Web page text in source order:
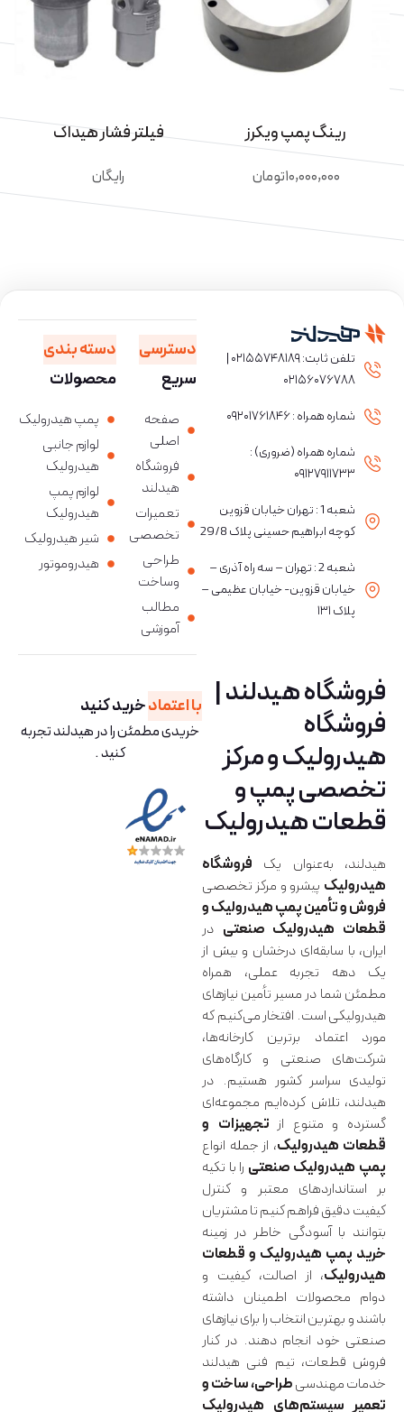
رینگ پمپ ویکرز
۱۰,۰۰۰,۰۰۰تومان
فیلتر فشار هیداک
رایگان
تلفن ثابت: ۰۲۱۵۵۷۴۸۱۸۹ |
۰۲۱۵۶۰۷۶۷۸۸
شماره همراه : ۰۹۲۰۱۷۶۱۸۴۶
شماره همراه (ضروری) :
۰۹۱۲۷۹۱۱۷۳۳
شعبه 1 : تهران خیابان قزوین
کوچه ابراهیم حسینی پلاک 29/8
شعبه 2 : تهران – سه راه آذری –
خیابان قزوین- خیابان عظیمی –
پلاک ۱۳۱
دسترسی
سریع
صفحه
اصلی
فروشگاه
هیدلند
تعمیرات
تخصصی
طراحی
وساخت
مطالب
آموزشی
دسته بندی
محصولات
پمپ هیدرولیک
لوازم جانبی
هیدرولیک
لوازم پمپ
هیدرولیک
شیر هیدرولیک
هیدروموتور
فروشگاه هیدلند |
فروشگاه
هیدرولیک و مرکز
تخصصی پمپ و
قطعات هیدرولیک
هیدلند، به‌عنوان یک فروشگاه
هیدرولیک پیشرو و مرکز تخصصی
فروش و تأمین پمپ هیدرولیک و
قطعات هیدرولیک صنعتی در
ایران، با سابقه‌ای درخشان و بیش از
یک دهه تجربه عملی، همراه
مطمئن شما در مسیر تأمین نیازهای
هیدرولیکی است. افتخار می‌کنیم که
مورد اعتماد برترین کارخانه‌ها،
شرکت‌های صنعتی و کارگاه‌های
تولیدی سراسر کشور هستیم. در
هیدلند، تلاش کرده‌ایم مجموعه‌ای
گسترده و متنوع از تجهیزات و
قطعات هیدرولیک، از جمله انواع
پمپ هیدرولیک صنعتی را با تکیه
بر استانداردهای معتبر و کنترل
کیفیت دقیق فراهم کنیم تا مشتریان
بتوانند با آسودگی خاطر در زمینه
خرید پمپ هیدرولیک و قطعات
هیدرولیک، از اصالت، کیفیت و
دوام محصولات اطمینان داشته
باشند و بهترین انتخاب را برای نیازهای
صنعتی خود انجام دهند. در کنار
فروش قطعات، تیم فنی هیدلند
خدمات مهندسیطراحی، ساخت و
تعمیر سیستم‌های هیدرولیک
با اعتمادخرید کنید
خریدی مطمئن را در هیدلند تجربه
کنید .